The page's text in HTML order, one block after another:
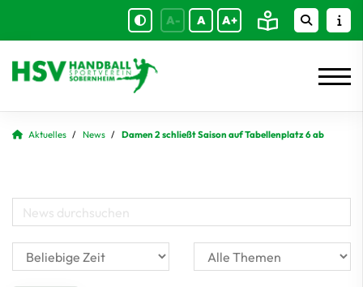
A- A A+
Aktuelles News Damen 2 schließt Saison auf Tabellenplatz 6 ab